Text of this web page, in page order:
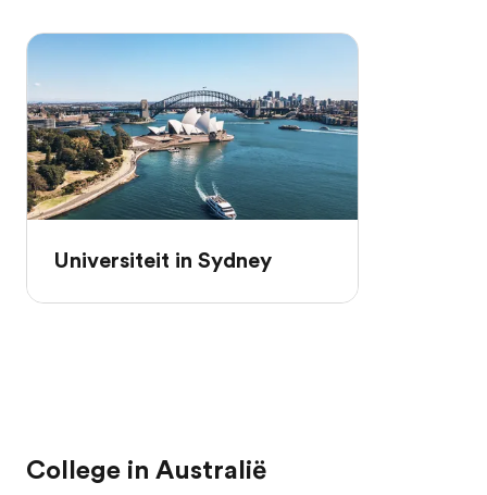
Universiteit in Sydney
College in Australië